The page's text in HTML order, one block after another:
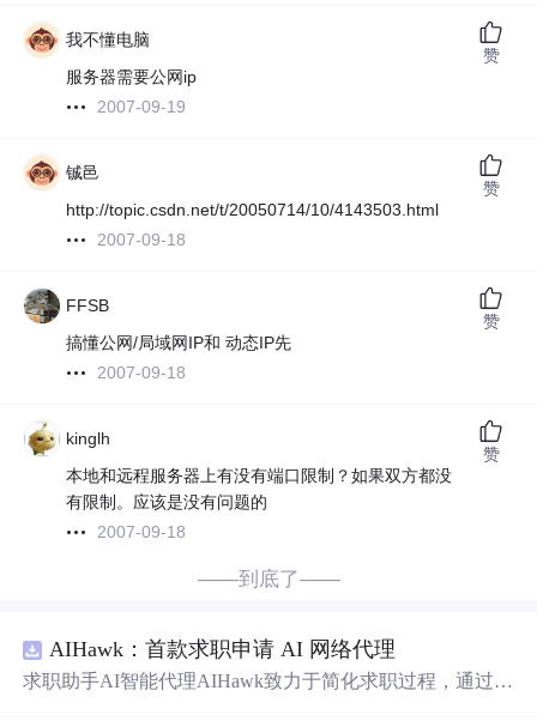
我不懂电脑
服务器需要公网ip
2007-09-19
赞
铖邑
http://topic.csdn.net/t/20050714/10/4143503.html
2007-09-18
赞
FFSB
搞懂公网/局域网IP和 动态IP先
2007-09-18
赞
kinglh
本地和远程服务器上有没有端口限制？如果双方都没
有限制。应该是没有问题的
2007-09-18
赞
——到底了——
AIHawk：首款求职申请 AI 网络代理
求职助手AI智能代理AIHawk致力于简化求职过程，通过自